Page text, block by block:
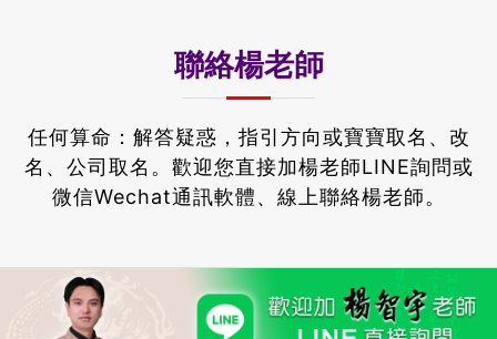
聯絡楊老師
任何算命：解答疑惑，指引方向或寶寶取名、改
名、公司取名。 歡迎您直接加楊老師LINE詢問或
微信Wechat通訊軟體、線上聯絡楊老師。